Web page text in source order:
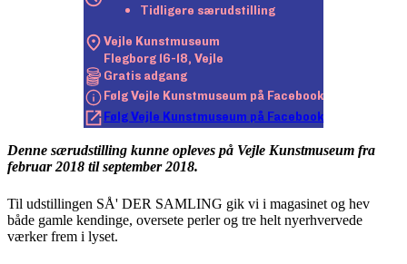
Tidligere særudstilling
Vejle Kunstmuseum
Flegborg 16-18, Vejle
Gratis adgang
Følg Vejle Kunstmuseum på Facebook
Følg Vejle Kunstmuseum på Facebook
Denne særudstilling kunne opleves på Vejle Kunstmuseum fra
februar 2018 til september 2018.
Til udstillingen SÅ' DER SAMLING gik vi i magasinet og hev
både gamle kendinge, oversete perler og tre helt nyerhvervede
værker frem i lyset.